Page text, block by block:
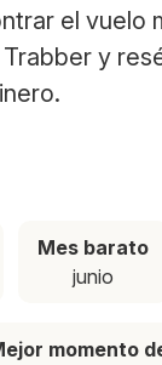
el vuelo
y
Mes barato
junio
momento